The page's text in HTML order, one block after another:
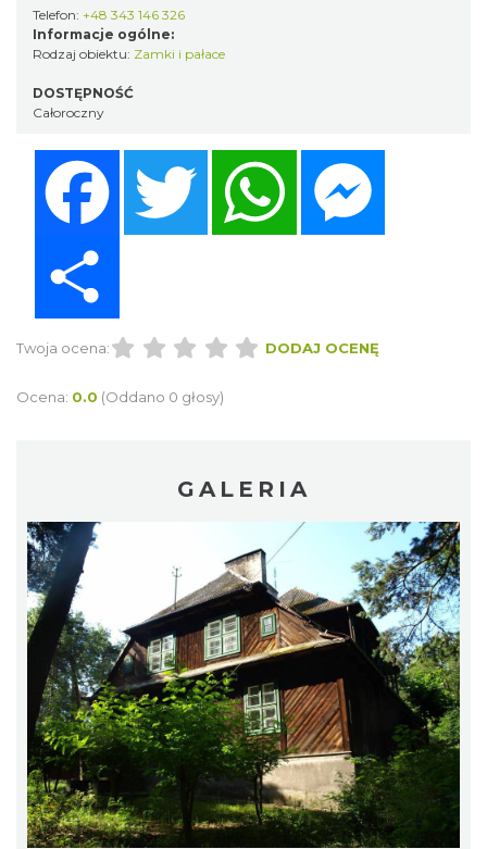
Telefon: +48 343 146 326
Informacje ogólne:
Rodzaj obiektu: Zamki i pałace
DOSTĘPNOŚĆ
Całoroczny
Twitter WhatsApp
Twoja ocena: DODAJ OCENĘ
Ocena: 0.0 (Oddano 0 głosy)
GALERIA